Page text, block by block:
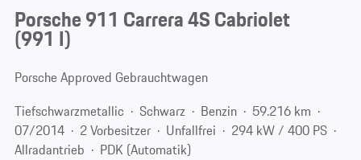
Porsche 911 Carrera 4S Cabriolet
(991 I)
Porsche Approved Gebrauchtwagen
Tiefschwarzmetallic
Schwarz Benzin
59.216 km
07/2014
2 Vorbesitzer Unfallfrei
294 kW / 400 PS
Allradantrieb
PDK (Automatik)